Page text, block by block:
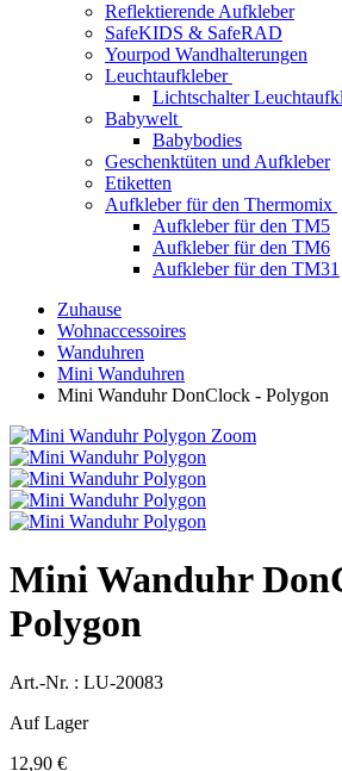
Reflektierende Aufkleber
SafeKIDS & SafeRAD
Yourpod Wandhalterungen
Leuchtaufkleber
Lichtschalter
Babywelt
Babybodies
Geschenktüten und Aufkleber
Etiketten
Aufkleber für den Thermomix
Aufkleber für den TM5
Aufkleber für den TM6
Aufkleber für den TM31
Zuhause
Wohnaccessoires
Wanduhren
Mini Wanduhren
Mini Wanduhr DonClock - Polygon
Zoom
Mini Wanduhr
Polygon
Art.-Nr. : LU-20083
Auf Lager
12,90 €